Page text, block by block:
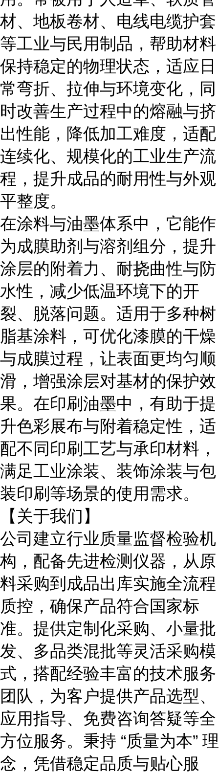
材、地板卷材、电线电缆护套
等工业与民用制品，帮助材料
保持稳定的物理状态，适应日
常弯折、拉伸与环境变化，同
时改善生产过程中的熔融与挤
出性能，降低加工难度，适配
连续化、规模化的工业生产流
程，提升成品的耐用性与外观
平整度。
在涂料与油墨体系中，它能作
为成膜助剂与溶剂组分，提升
涂层的附着力、耐挠曲性与防
水性，减少低温环境下的开
裂、脱落问题。适用于多种树
脂基涂料，可优化漆膜的干燥
与成膜过程，让表面更均匀顺
滑，增强涂层对基材的保护效
果。在印刷油墨中，有助于提
升色彩展布与附着稳定性，适
配不同印刷工艺与承印材料，
满足工业涂装、装饰涂装与包
装印刷等场景的使用需求。
【关于我们】
公司建立行业质量监督检验机
构，配备先进检测仪器，从原
料采购到成品出库实施全流程
质控，确保产品符合国家标
准。提供定制化采购、小量批
发、多品类混批等灵活采购模
式，搭配经验丰富的技术服务
团队，为客户提供产品选型、
应用指导、免费咨询答疑等全
方位服务。秉持 “质量为本” 理
念，凭借稳定品质与贴心服